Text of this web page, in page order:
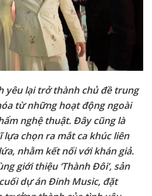
yêu lại trở thành chủ đề trung
từ những hoạt động ngoài
nghệ thuật. Đây cũng là
lựa chọn ra mắt ca khúc liên
nhằm kết nối với khán giả.
giới thiệu ‘Thành Đôi’, sản
dự án Đinh Music, đặt